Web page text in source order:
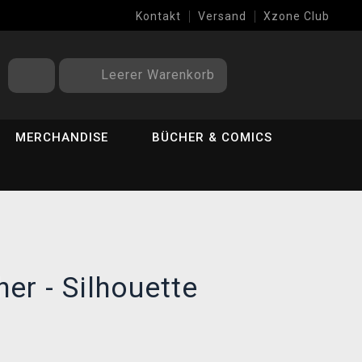
Kontakt Versand Xzone Club
Leerer Warenkorb
MERCHANDISE BÜCHER & COMICS
- Silhouette